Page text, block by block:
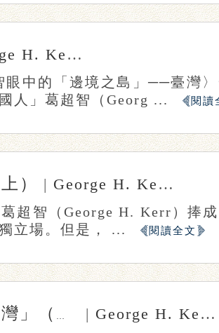
H. Kerr
中的「邊境之島」──臺灣
人」葛超智（Georg ...
閱讀
） | George H. Kerr
超智（George H. Kerr）捧
立場。但是， ...
閱讀全文
葛超智為何關注「被出賣的臺灣」（下） | George H. Kerr